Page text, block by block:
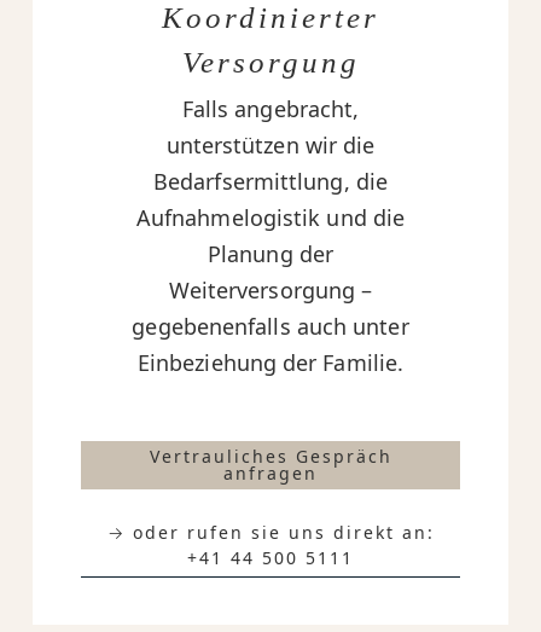
Koordinierter
Versorgung
Falls angebracht,
unterstützen wir die
Bedarfsermittlung, die
Aufnahmelogistik und die
Planung der
Weiterversorgung –
gegebenenfalls auch unter
Einbeziehung der Familie.
Vertrauliches Gespräch
anfragen
→ oder rufen sie uns direkt an:
+41 44 500 5111